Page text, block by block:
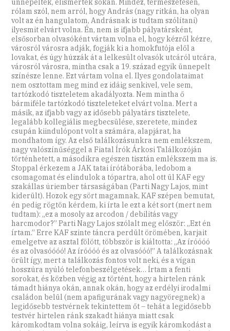
rólam szól, nem arról, hogy András (nagy ritkán, ha olyan
volt az én hangulatom, Andrásnak is tudtam szólítani)
ilyesmit elvárt volna. Én, nem is ifjabb pályatársként,
elsősorban olvasóként vártam volna el, hogy kézről kézre,
városról városra adják, fogják ki a homokfutója elől a
lovakat, és úgy húzzák át a lelkesült olvasók utcáról utcára,
városról városra, mintha csak a 19. század egyik ünnepelt
színésze lenne. Ezt vártam volna el. Ilyes gondolataimat
nem osztottam meg mind ez idáig senkivel, vele sem,
tartózkodó tiszteletem akadályozta. Nem mintha ő
bármiféle tartózkodó tiszteleteket elvárt volna. Mert a
másik, az ifjabb vagy az idősebb pályatárs tisztelete,
legalább kollegiális megbecsülése, szeretete, mindez
csupán kiindulópont volt a számára, alapjárat, ha
mondhatom így. Az első találkozásunkra nem emlékszem,
nagy valószínűséggel a Fiatal Írók Árkosi Találkozóján
történhetett, a másodikra egészen tisztán emlékszem ma is.
Stoppal érkezem a JAK tatai írótáborába, ledobom a
csomagomat és elindulok a tópartra, ahol ott ül KAF egy
szakállas úriember társaságában (Parti Nagy Lajos, mint
kiderült). Hozok egy sört magamnak, KAF szépen bemutat,
én pedig rögtön kérdem, ki írta le ezt a két sort (mert nem
tudtam): „ez a mosoly az arcodon / debilitás vagy
harcmodor?” Parti Nagy Lajos szólalt meg először: „Ezt én
írtam.” Erre KAF szinte táncra perdült örömében, karjait
emelgetve az asztal fölött, többször is kiáltotta: „Az íróóóó
és az olvasóóóó! Az íróóóó és az olvasóóó!” A találkozásnak
örült így, mert a találkozás fontos volt neki, és a vígan
hosszúra nyúló telefonbeszélgetések… Írtam a fenti
sorokat, és közben végig az történt, hogy a hirtelen ránk
támadt hiánya okán, annak okán, hogy az erdélyi irodalmi
családon belül (nem apafigurának vagy nagyöregnek) a
legidősebb testvérnek tekintettem őt – tehát a legidősebb
testvér hirtelen ránk szakadt hiánya miatt csak
káromkodtam volna sokáig, leírva is egyik káromkodást a